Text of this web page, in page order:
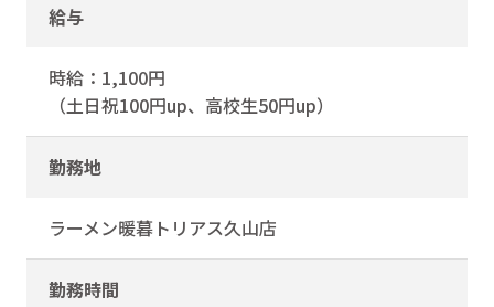
給与
時給：1,100円
（土日祝100円up、高校生50円up）
勤務地
ラーメン暖暮トリアス久山店
勤務時間